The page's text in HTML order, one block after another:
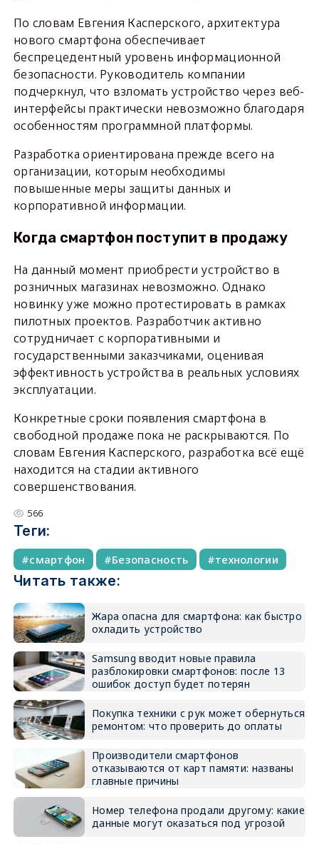
По словам Евгения Касперского, архитектура
нового смартфона обеспечивает
беспрецедентный уровень информационной
безопасности. Руководитель компании
подчеркнул, что взломать устройство через веб-
интерфейсы практически невозможно благодаря
особенностям программной платформы.
Разработка ориентирована прежде всего на
организации, которым необходимы
повышенные меры защиты данных и
корпоративной информации.
Когда смартфон поступит в продажу
На данный момент приобрести устройство в
розничных магазинах невозможно. Однако
новинку уже можно протестировать в рамках
пилотных проектов. Разработчик активно
сотрудничает с корпоративными и
государственными заказчиками, оценивая
эффективность устройства в реальных условиях
эксплуатации.
Конкретные сроки появления смартфона в
свободной продаже пока не раскрываются. По
словам Евгения Касперского, разработка всё ещё
находится на стадии активного
совершенствования.
566
Теги:
смартфон Безопасность технологии
Читать также:
Жара опасна для смартфона: как быстро
охладить устройство
Samsung вводит новые правила
разблокировки смартфонов: после 13
ошибок доступ будет потерян
Покупка техники с рук может обернуться
ремонтом: что проверить до оплаты
Производители смартфонов
отказываются от карт памяти: названы
главные причины
Номер телефона продали другому: какие
данные могут оказаться под угрозой